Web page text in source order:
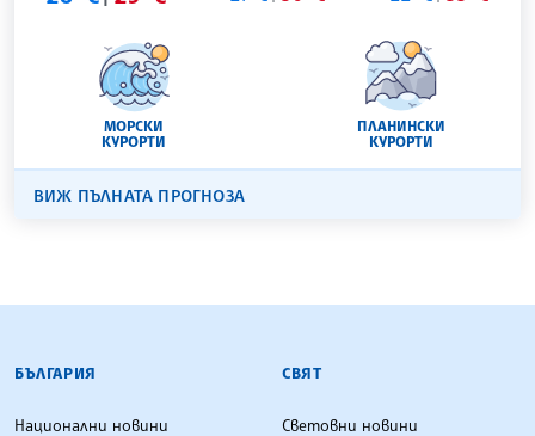
МОРСКИ
КУРОРТИ
ПЛАНИНСКИ
КУРОРТИ
ВИЖ ПЪЛНАТА ПРОГНОЗА
БЪЛГАРСКА ТЕЛЕГРАФНА АГЕНЦИЯ
БЪЛГАРИЯ
Национални новини
СВЯТ
Световни новини